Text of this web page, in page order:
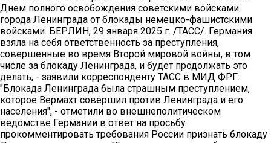
Днем полного освобождения советскими войсками
города Ленинграда от блокады немецко-фашистскими
войсками. БЕРЛИН, 29 января 2025 г. /ТАСС/. Германия
взяла на себя ответственность за преступления,
совершенные во время Второй мировой войны, в том
числе за блокаду Ленинграда, и будет продолжать это
делать, - заявили корреспонденту ТАСС в МИД ФРГ:
"Блокада Ленинграда была страшным преступлением,
которое Вермахт совершил против Ленинграда и его
населения", - отметили во внешнеполитическом
ведомстве Германии в ответ на просьбу
прокомментировать требования России признать блокаду